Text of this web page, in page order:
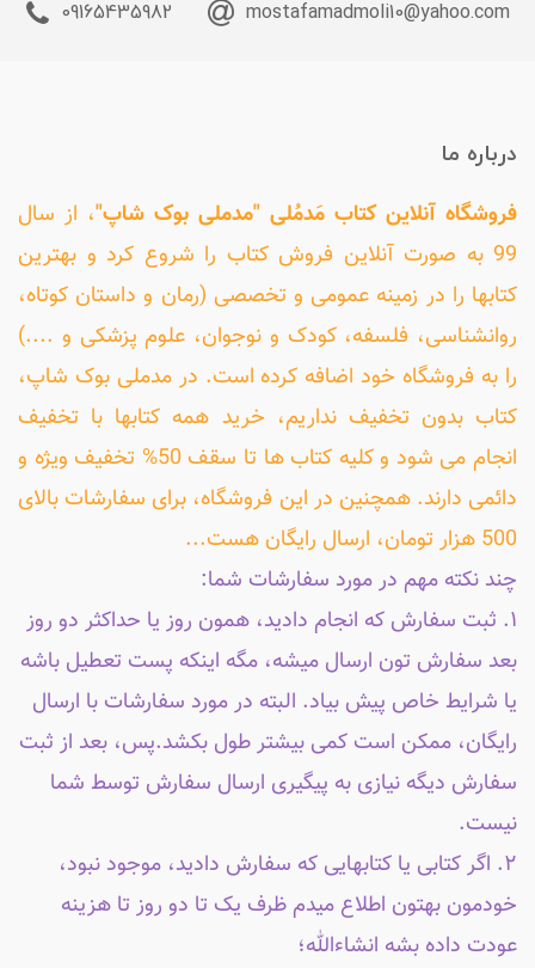
mostafamadmoli10@yahoo.com
09165435982
درباره ما
فروشگاه آنلاین کتاب مَدمُلی "مدملی بوک شاپ"، از سال
99 به صورت آنلاین فروش کتاب را شروع کرد و بهترین
کتابها را در زمینه عمومی و تخصصی (رمان و داستان کوتاه،
روانشناسی، فلسفه، کودک و نوجوان، علوم پزشکی و ....)
را به فروشگاه خود اضافه کرده است. در مدملی بوک شاپ،
کتاب بدون تخفیف نداریم، خرید همه کتابها با تخفیف
انجام می شود و کلیه کتاب ها تا سقف 50% تخفیف ویژه و
دائمی دارند. همچنین در این فروشگاه، برای سفارشات بالای
500 هزار تومان، ارسال رایگان هست...
چند نکته مهم در مورد سفارشات شما:
۱. ثبت سفارش که انجام دادید، همون روز یا حداکثر دو روز
بعد سفارش تون ارسال میشه، مگه اینکه پست تعطیل باشه
یا شرایط خاص پیش بیاد. البته در مورد سفارشات با ارسال
رایگان، ممکن است کمی بیشتر طول بکشد.پس، بعد از ثبت
سفارش دیگه نیازی به پیگیری ارسال سفارش توسط شما
نیست.
۲. اگر کتابی یا کتابهایی که سفارش دادید، موجود نبود،
خودمون بهتون اطلاع میدم ظرف یک تا دو روز تا هزینه
عودت داده بشه انشاءالله؛